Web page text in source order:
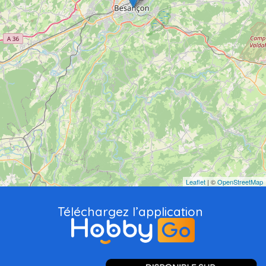
Leaflet | ©OpenStreetMap
Téléchargez l’application